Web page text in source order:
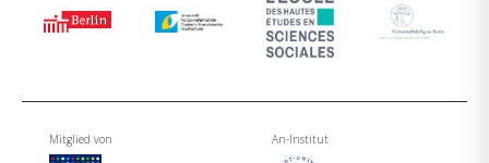
Mitglied von An-Institut